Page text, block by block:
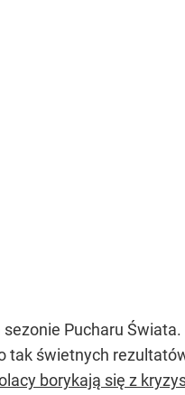
Pucharu
świetnych
borykają się z